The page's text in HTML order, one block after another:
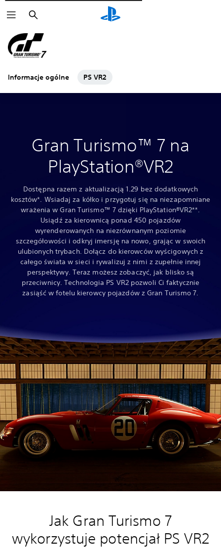
Wyszukaj
Informacje ogólne PS VR2
Gran Turismo™ 7 na
PlayStation®VR2
Dostępna razem z aktualizacją 1.29 bez dodatkowych
kosztów*. Wsiadaj za kółko i przygotuj się na niezapomniane
wrażenia w Gran Turismo™ 7 dzięki PlayStation®VR2**.
Usiądź za kierownicą ponad 450 pojazdów
wyrenderowanych na niezrównanym poziomie
szczegółowości i odkryj imersję na nowo, grając w swoich
ulubionych trybach. Dołącz do kierowców wyścigowych z
całego świata w sieci i rywalizuj z nimi z zupełnie innej
perspektywy. Teraz możesz zobaczyć, jak blisko są
przeciwnicy. Technologia PS VR2 pozwoli Ci faktycznie
zasiąść w fotelu kierowcy pojazdów z Gran Turismo 7.
Jak Gran Turismo 7
wykorzystuje potencjał PS VR2